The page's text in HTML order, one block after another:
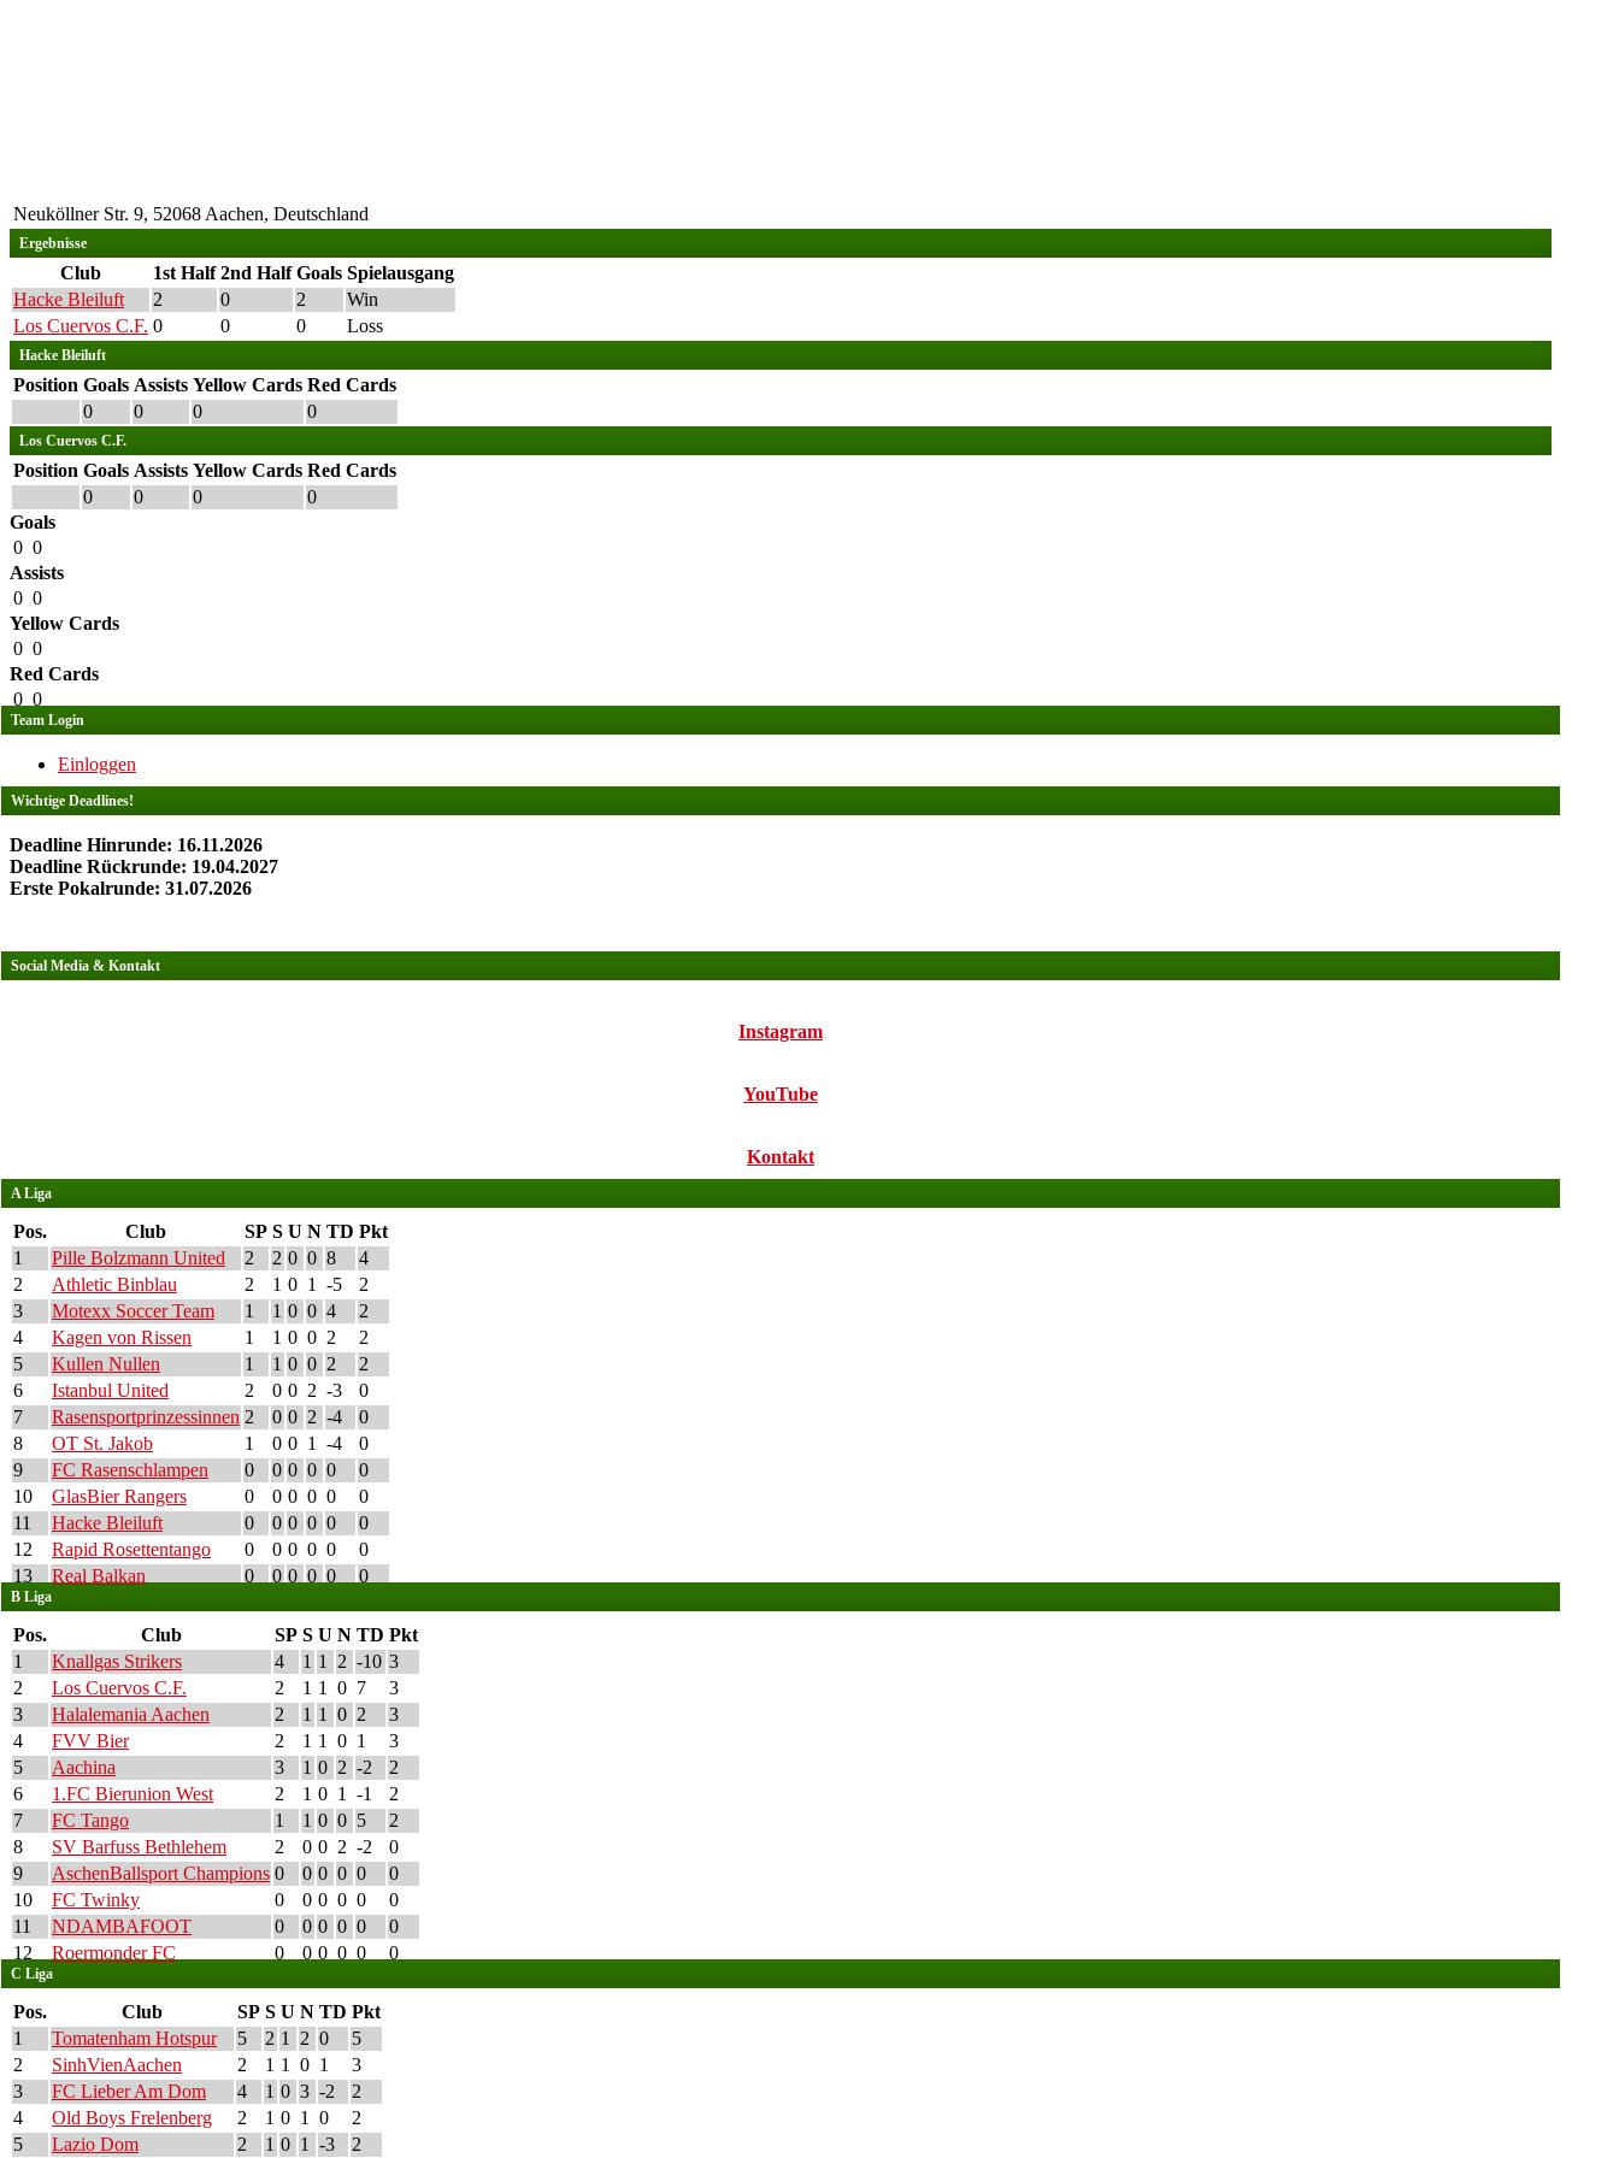
Neuköllner Str. 9, 52068 Aachen, Deutschland
Ergebnisse
Club 1st Half 2nd Half Goals Spielausgang
Hacke Bleiluft
2 0 2
Win
Los Cuervos C.F. 0 0 0 Loss
Hacke Bleiluft
Position Goals Assists Yellow Cards Red Cards
0
0 0 0
Los Cuervos C.F.
Position Goals Assists Yellow Cards Red Cards
0
0 0
0
Goals
0 0
Assists
0 0
Yellow Cards
0 0
Red Cards
0 0
Team Login
Einloggen
Wichtige Deadlines!
Deadline Hinrunde: 16.11.2026
Deadline Rückrunde: 19.04.2027
Erste Pokalrunde: 31.07.2026
Social Media & Kontakt
Instagram
YouTube
Kontakt
A Liga
Pos. Club SP S U N TD Pkt
1
Pille Bolzmann United 2 2 0 0 8
4
2
Athletic Binblau 2 1 0 1 -5
2
3
Motexx Soccer Team 1 1 0 0 4
2
4
Kagen von Rissen 1 1 0 0 2
2
5
Kullen Nullen 1 1 0 0 2
2
6
Istanbul United 2 0 0 2 -3
0
7
Rasensportprinzessinnen 2 0 0 2 -4
0
8
OT St. Jakob 1 0 0 1 -4
0
9
FC Rasenschlampen 0 0 0 0 0
0
10
GlasBier Rangers 0 0 0 0 0
0
11
Hacke Bleiluft 0 0 0 0 0
0
12
Rapid Rosettentango 0 0 0 0 0
0
13
Real Balkan 0 0 0 0 0 0
B Liga
Pos. Club SP S U N TD Pkt
1
Knallgas Strikers 4 1 1 2 -10 3
2
Los Cuervos C.F. 2 1 1 0 7
3
3
Halalemania Aachen 2 1 1 0 2
3
4
FVV Bier 2 1 1 0 1
3
5
Aachina 3 1 0 2 -2
2
6
1.FC Bierunion West 2 1 0 1 -1
2
7
FC Tango 1 1 0 0 5
2
8
SV Barfuss Bethlehem 2 0 0 2 -2
0
9
AschenBallsport Champions 0 0 0 0 0
0
10
FC Twinky 0 0 0 0 0
0
11
NDAMBAFOOT 0 0 0 0 0
0
12
Roermonder FC 0 0 0 0 0 0
C Liga
Pos. Club SP S U N TD Pkt
1
Tomatenham Hotspur 5 2 1 2 0
5
2
SinhVienAachen 2 1 1 0 1
3
3
FC Lieber Am Dom 4 1 0 3 -2
2
4
Old Boys Frelenberg 2 1 0 1 0
2
5
Lazio Dom 2 1 0 1 -3 2